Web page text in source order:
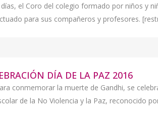
el Coro del colegio formado por niños y
para sus compañeros y profesores.
DÍA DE LA PAZ 2016
conmemorar la muerte de Gandhi, se
de la No Violencia y la Paz, reconocido